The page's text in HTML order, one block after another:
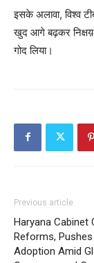
About
इसके अलावा, विश्व
खुद आगे बढ़कर निक्षय़
गोद लिया।
Previous article
Haryana Cabinet
Reforms, Pushes
Adoption Amid